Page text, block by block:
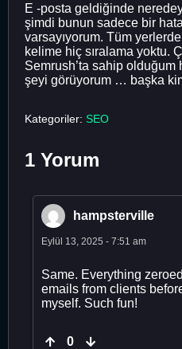
E -posta geldiğinde
şimdi bunun sadece bir
varsayıyorum. Tüm
kelime hiç sıralama yoktu.
Semrush’ta sahip olduğum
şeyi görüyorum … başka
Kategoriler: SEO
1 Yorum
hampsterville
Eylül 13, 2025 - 7:51 am
Same. Everything
emails from clients
myself. Such fun!
0